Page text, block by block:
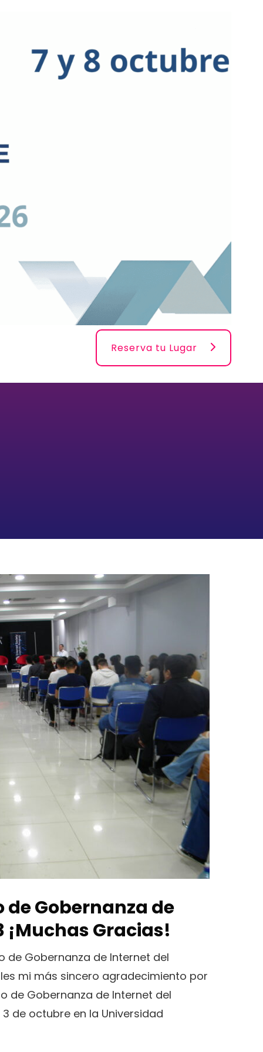
Reserva tu Lugar
Gobernanza de
Gracias!
de Gobernanza de Internet del
mi más sincero agradecimiento por
de Gobernanza de Internet del
de octubre en la Universidad